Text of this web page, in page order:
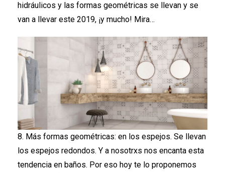
hidráulicos y las formas geométricas se llevan y se
van a llevar este 2019, ¡y mucho! Mira…
8. Más formas geométricas: en los espejos. Se llevan
los espejos redondos. Y a nosotrxs nos encanta esta
tendencia en baños. Por eso hoy te lo proponemos